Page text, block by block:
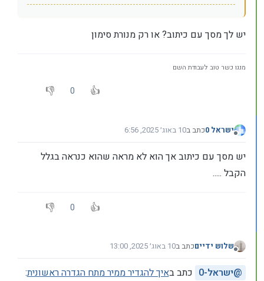
יש לך מסך עם כיתוב? או רק מנורת סימון
מנגו כשר טוב לעבודת השם
0
מנותק
ישראל 0 כתב ב10 באוג׳ 2025, 6:56
נערך לאחרונה על ידי
יש מסך עם כיתוב אך הוא לא מראה שהוא כנראה בגלל
הקבל .....
0
מנותק
שלוש ידייםכתב ב10 באוג׳ 2025, 13:00
נערך לאחרונה על ידי
@ישראל-0 כתב באיך להגדיר ממיר מתח הגדרה ראשונית: